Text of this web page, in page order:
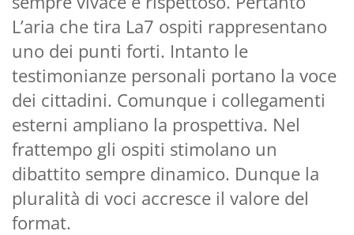
L’aria che tira La7 ospiti rappresentano
uno dei punti forti. Intanto le
testimonianze personali portano la voce
dei cittadini. Comunque i collegamenti
esterni ampliano la prospettiva. Nel
frattempo gli ospiti stimolano un
dibattito sempre dinamico. Dunque la
pluralità di voci accresce il valore del
format.